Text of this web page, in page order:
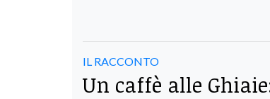
IL RACCONTO
Un caffè alle